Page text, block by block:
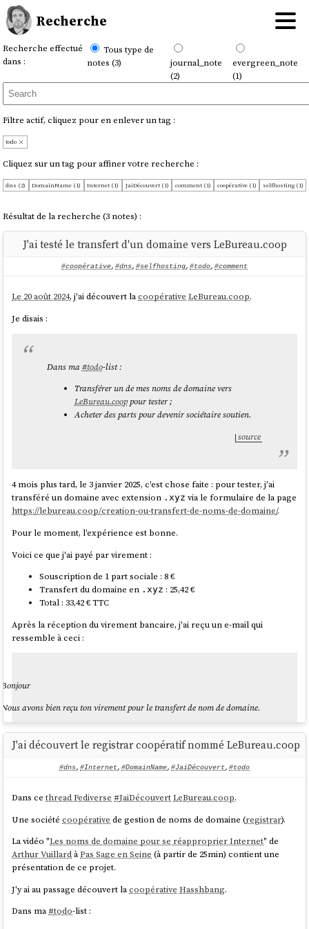
Recherche
Recherche effectué
dans :
Tous type de
notes (3)
journal_note
(2)
evergreen_note
(1)
Filtre actif, cliquez pour en enlever un tag :
todo
Cliquez sur un tag pour affiner votre recherche :
dns (2) DomainName (1) Internet (1) JaiDécouvert (1) comment (1) coopérative (1) selfhosting (1)
Résultat de la recherche (3 notes) :
J'ai testé le transfert d'un domaine vers LeBureau.coop
#coopérative, #dns, #selfhosting, #todo, #comment
Le 20 août 2024, j'ai découvert lacoopérative LeBureau.coop.
Je disais :
Dans ma#todo-list :
Transférer un de mes noms de domaine vers
LeBureau.cooppour tester ;
Acheter des parts pour devenir sociétaire soutien.
source
4 mois plus tard, le 3 janvier 2025, c'est chose faite : pour tester, j'ai
transféré un domaine avec extension .xyz via le formulaire de la page
https://lebureau.coop/creation-ou-transfert-de-noms-de-domaine/.
Pour le moment, l'expérience est bonne.
Voici ce que j'ai payé par virement :
Souscription de 1 part sociale : 8 €
Transfert du domaine en .xyz : 25,42 €
Total : 33,42 € TTC
Après la réception du virement bancaire, j'ai reçu un e-mail qui
ressemble à ceci :
Bonjour
Nous avons bien reçu ton virement pour le transfert de nom de domaine.
Pour avancer sur le transfert, il faut saisir le code d'autorisation de transfert et la
zone DNS surhttps://lebureau.coop/ventes/edf199....../tech/
Voici quelques éléments de documentation :
https://docs.gandi.net/fr/noms_domaine/transfert_sortant/transfert_lock.html
https://docs.gandi.net/fr/noms_domaine/transfert_sortant/auth_code.html
récupérer la zone DNS : sur l'interface web de gandi, aller sur la page du
domaine, puis sur "enregistrements dns" puis sur "vue avancée", et c'est le
contenu de la zone de texte
https://docs.gandi.net/fr/noms_domaine/utilisateurs_avances/dnssec.html?
avec-livedns
J'ai découvert le registrar coopératif nommé LeBureau.coop
#dns, #Internet, #DomainName, #JaiDécouvert, #todo
Dans cethread Fediverse #JaiDécouvert LeBureau.coop.
Une sociétécoopérative de gestion de noms de domaine (registrar).
La vidéo "Les noms de domaine pour se réapproprier Internet" de
Arthur VuillardàPas Sage en Seine (à partir de 25min) contient une
présentation de ce projet.
J'y ai au passage découvert lacoopérative Hasshbang.
Dans ma #todo-list :